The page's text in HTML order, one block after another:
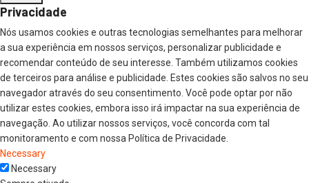
Privacidade
Nós usamos cookies e outras tecnologias semelhantes para melhorar
a sua experiência em nossos serviços, personalizar publicidade e
recomendar conteúdo de seu interesse. Também utilizamos cookies
de terceiros para análise e publicidade. Estes cookies são salvos no seu
navegador através do seu consentimento. Você pode optar por não
utilizar estes cookies, embora isso irá impactar na sua experiência de
navegação. Ao utilizar nossos serviços, você concorda com tal
monitoramento e com nossa Política de Privacidade.
Necessary
Necessary